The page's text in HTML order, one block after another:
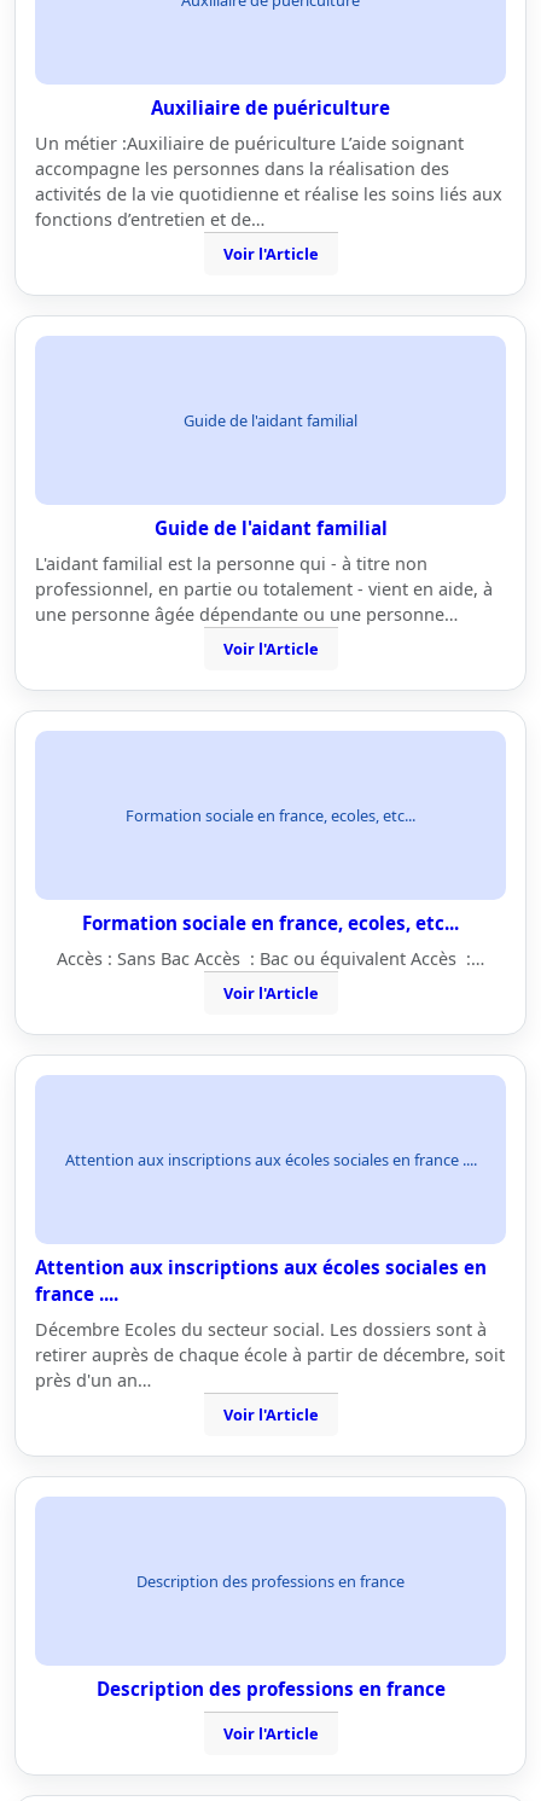
Auxiliaire de puériculture
Un métier :Auxiliaire de puériculture L’aide soignant
accompagne les personnes dans la réalisation des
activités de la vie quotidienne et réalise les soins liés aux
fonctions d’entretien et de…
Voir l'Article
Guide de l'aidant familial
Guide de l'aidant familial
L'aidant familial est la personne qui - à titre non
professionnel, en partie ou totalement - vient en aide, à
une personne âgée dépendante ou une personne…
Voir l'Article
Formation sociale en france, ecoles, etc...
Formation sociale en france, ecoles, etc...
Accès : Sans Bac Accès : Bac ou équivalent Accès :…
Voir l'Article
Attention aux inscriptions aux écoles sociales en france ....
Attention aux inscriptions aux écoles sociales en
france ....
Décembre Ecoles du secteur social. Les dossiers sont à
retirer auprès de chaque école à partir de décembre, soit
près d'un an…
Voir l'Article
Description des professions en france
Description des professions en france
Voir l'Article